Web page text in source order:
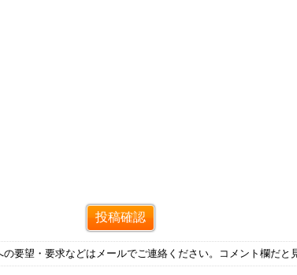
要望・要求などはメールでご連絡ください。コメント欄だと